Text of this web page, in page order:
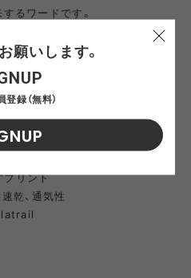
るワードです。
ありません。
が跳ねる音）と
た造語
イロン
スプラッターパターン生地、
リント
乾、通気性
願いします。
録（無料）